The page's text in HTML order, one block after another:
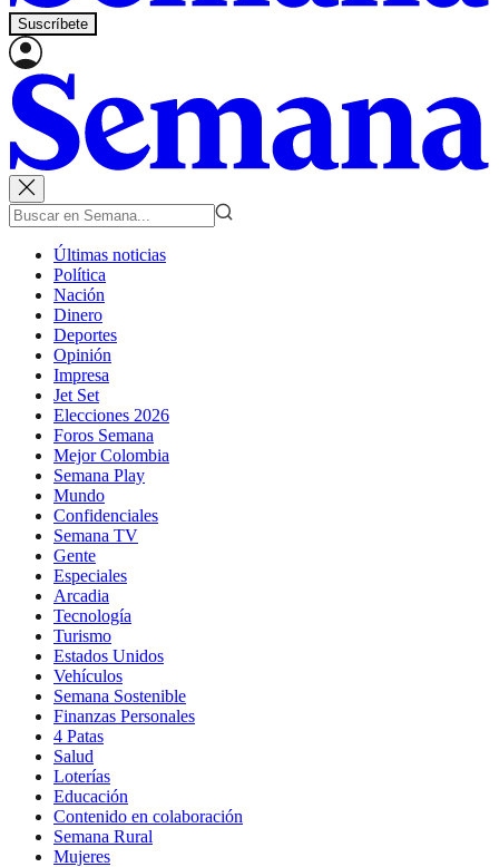
Suscríbete
Últimas noticias
Política
Nación
Dinero
Deportes
Opinión
Impresa
Jet Set
Elecciones 2026
Foros Semana
Mejor Colombia
Semana Play
Mundo
Confidenciales
Semana TV
Gente
Especiales
Arcadia
Tecnología
Turismo
Estados Unidos
Vehículos
Semana Sostenible
Finanzas Personales
4 Patas
Salud
Loterías
Educación
Contenido en colaboración
Semana Rural
Mujeres